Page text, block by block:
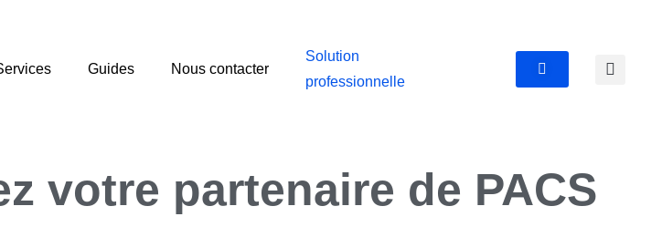
Guides Nous contacter
Solution
professionnelle
votre partenaire de PACS